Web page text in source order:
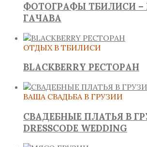
ФОТОГРАФЫ ТБИЛИСИ –
ГАЧАВА
ОТДЫХ В ТБИЛИСИ
BLACKBERRY РЕСТОРАН
ВАША СВАДЬБА В ГРУЗИИ
СВАДЕБНЫЕ ПЛАТЬЯ В
DRESSCODE WEDDING